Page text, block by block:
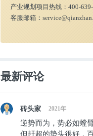
NCSAI由15名委
产业规划项目热线：400-
客服邮箱：
最新评论
砖头家 2021年
逆势而为，势必如螳
但赶超的势头很好，